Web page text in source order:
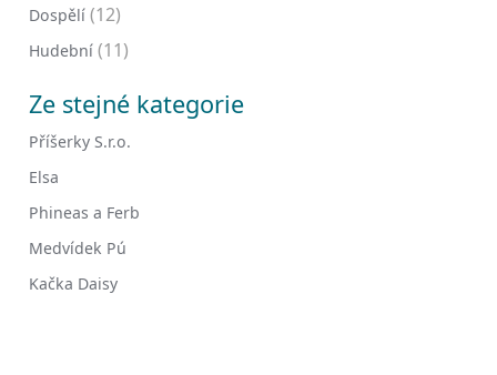
Dospělí (12)
Hudební (11)
Ze stejné kategorie
Příšerky S.r.o.
Elsa
Phineas a Ferb
Medvídek Pú
Kačka Daisy